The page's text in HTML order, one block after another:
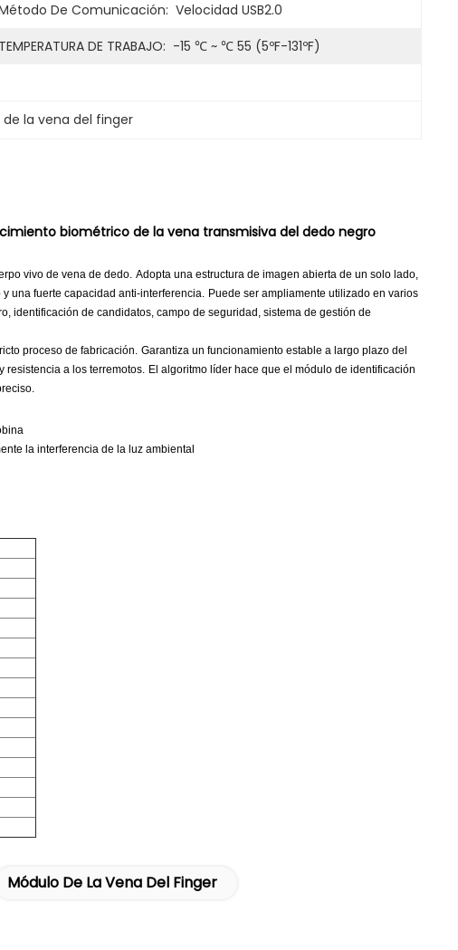
De Comunicación: Velocidad USB2.0
TEMPERATURA DE TRABAJO: -15 ℃ ~ ℃ 55 (5ºF-131ºF)
la vena del finger
biométrico de la vena transmisiva del dedo negro
vivo de vena de dedo. Adopta una estructura de imagen abierta de un solo lado,
una fuerte capacidad anti-interferencia. Puede ser ampliamente utilizado en varios
identificación de candidatos, campo de seguridad, sistema de gestión de
proceso de fabricación. Garantiza un funcionamiento estable a largo plazo del
resistencia a los terremotos. El algoritmo líder hace que el módulo de identificación
la interferencia de la luz ambiental
Módulo De La Vena Del Finger